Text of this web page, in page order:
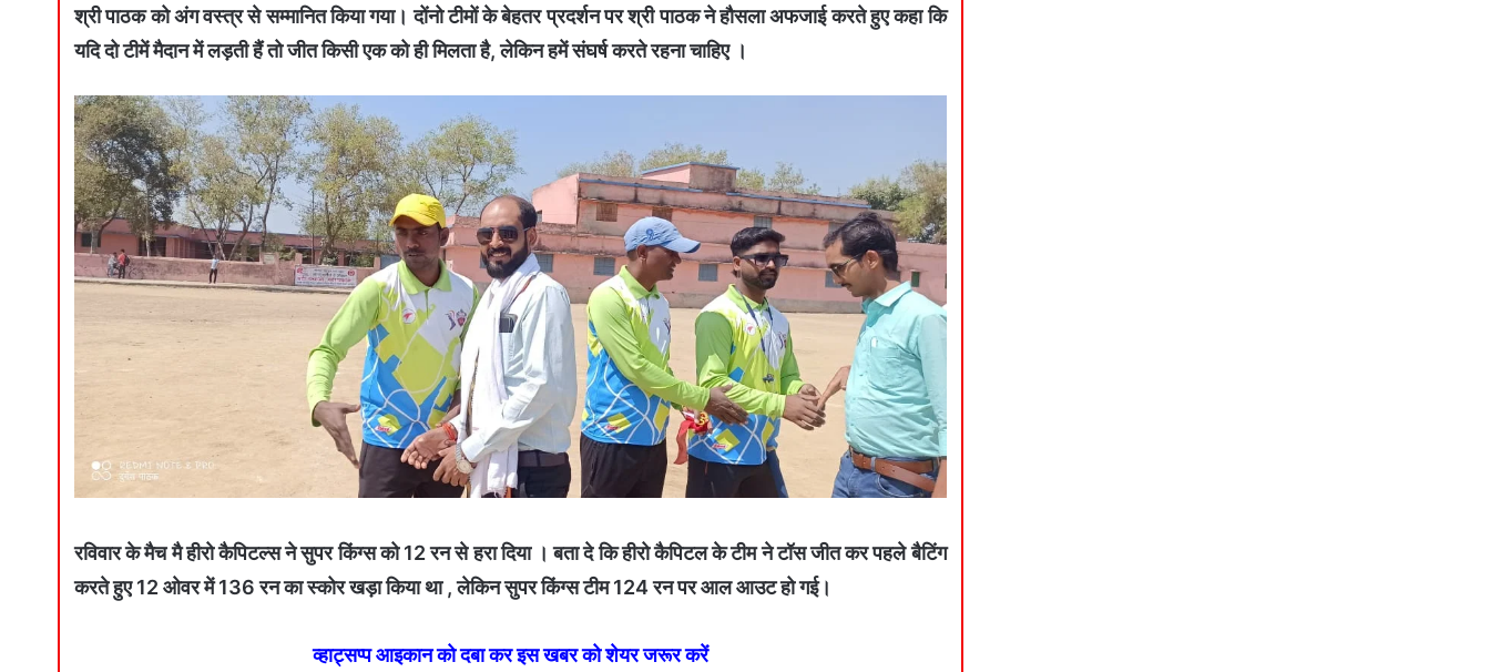
श्री पाठक को अंग वस्त्र से सम्मानित किया गया। दोंनो टीमों के बेहतर प्रदर्शन पर श्री पाठक ने हौसला अफजाई करते हुए कहा कि
यदि दो टीमें मैदान में लड़ती हैं तो जीत किसी एक को ही मिलता है, लेकिन हमें संघर्ष करते रहना चाहिए ।
रविवार के मैच मै हीरो कैपिटल्स ने सुपर किंग्स को 12 रन से हरा दिया । बता दे कि हीरो कैपिटल के टीम ने टॉस जीत कर पहले बैटिंग
करते हुए 12 ओवर में 136 रन का स्कोर खड़ा किया था , लेकिन सुपर किंग्स टीम 124 रन पर आल आउट हो गई।
व्हाट्सप्प आइकान को दबा कर इस खबर को शेयर जरूर करें